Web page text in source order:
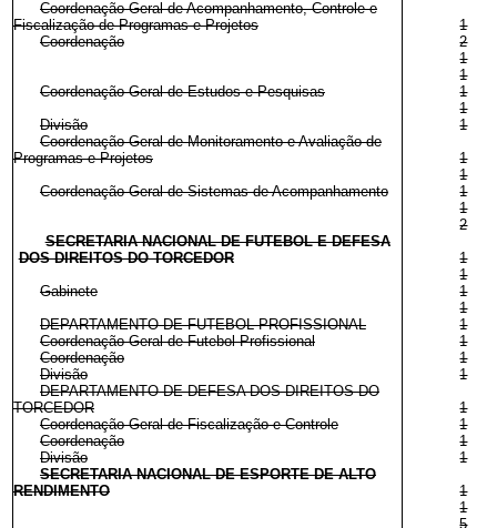
Coordenação-Geral de Acompanhamento, Controle e
Fiscalização de Programas e Projetos
1
Coordenação
2
1
1
Coordenação-Geral de Estudos e Pesquisas
1
1
Divisão
1
Coordenação-Geral de Monitoramento e Avaliação de
Programas e Projetos
1
1
Coordenação-Geral de Sistemas de Acompanhamento
1
1
2
SECRETARIA NACIONAL DE FUTEBOL E DEFESA
DOS DIREITOS DO TORCEDOR
1
1
Gabinete
1
1
DEPARTAMENTO DE FUTEBOL PROFISSIONAL
1
Coordenação-Geral de Futebol Profissional
1
Coordenação
1
Divisão
1
DEPARTAMENTO DE DEFESA DOS DIREITOS DO
TORCEDOR
1
Coordenação-Geral de Fiscalização e Controle
1
Coordenação
1
Divisão
1
SECRETARIA NACIONAL DE ESPORTE DE ALTO
RENDIMENTO
1
1
5